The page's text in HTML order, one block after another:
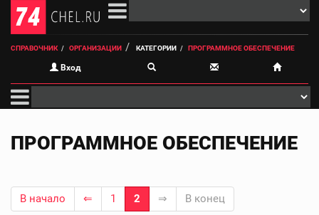
СПРАВОЧНИК ОРГАНИЗАЦИИ КАТЕГОРИИ ПРОГРАММНОЕ ОБЕСПЕЧЕНИЕ
Вход
ПРОГРАММНОЕ ОБЕСПЕЧЕНИЕ
В начало ⇐ 1 2 ⇒ В конец